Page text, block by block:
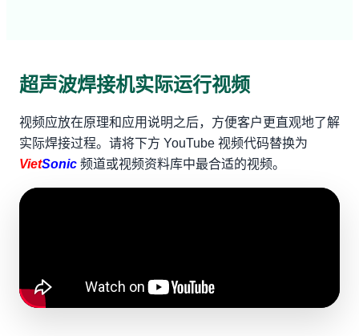
超声波焊接机实际运行视频
视频应放在原理和应用说明之后，方便客户更直观地了解
实际焊接过程。请将下方 YouTube 视频代码替换为
VietSonic 频道或视频资料库中最合适的视频。